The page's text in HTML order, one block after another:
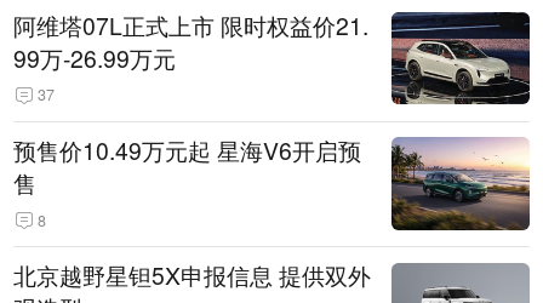
阿维塔07L正式上市 限时权益价21.
99万-26.99万元
37
预售价10.49万元起 星海V6开启预
售
8
北京越野星钽5X申报信息 提供双外